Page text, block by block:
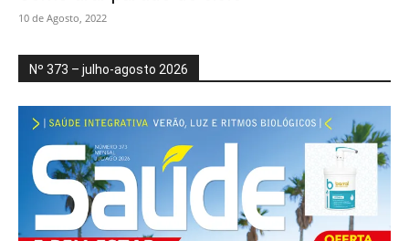
10 de Agosto, 2022
Nº 373 – julho-agosto 2026